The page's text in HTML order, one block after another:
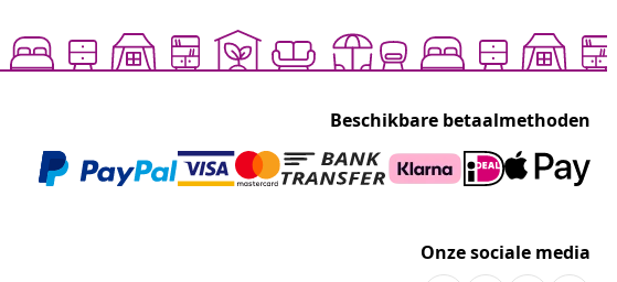
Beschikbare betaalmethoden
Onze sociale media